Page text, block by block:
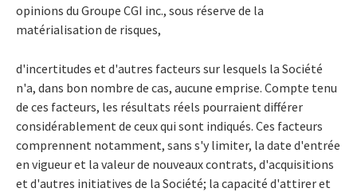
opinions du Groupe CGI inc., sous réserve de la
matérialisation de risques,
d'incertitudes et d'autres facteurs sur lesquels la Société
n'a, dans bon nombre de cas, aucune emprise. Compte tenu
de ces facteurs, les résultats réels pourraient différer
considérablement de ceux qui sont indiqués. Ces facteurs
comprennent notamment, sans s'y limiter, la date d'entrée
en vigueur et la valeur de nouveaux contrats, d'acquisitions
et d'autres initiatives de la Société; la capacité d'attirer et